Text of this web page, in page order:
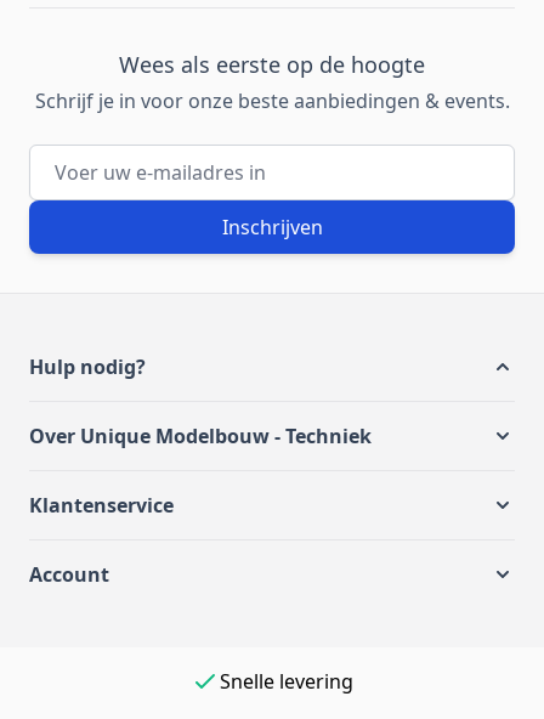
Wees als eerste op de hoogte
Schrijf je in voor onze beste aanbiedingen & events.
E-mailadres
Inschrijven
Hulp nodig?
Over Unique Modelbouw - Techniek
Klantenservice
Account
Snelle levering